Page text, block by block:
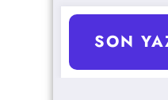
SON
ESXi Host